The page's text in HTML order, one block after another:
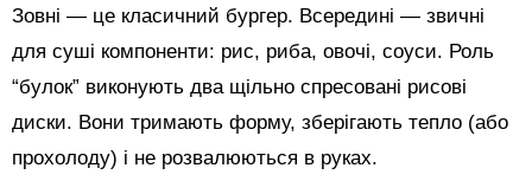
Зовні — це класичний бургер. Всередині — звичні
для суші компоненти: рис, риба, овочі, соуси. Роль
“булок” виконують два щільно спресовані рисові
диски. Вони тримають форму, зберігають тепло (або
прохолоду) і не розвалюються в руках.